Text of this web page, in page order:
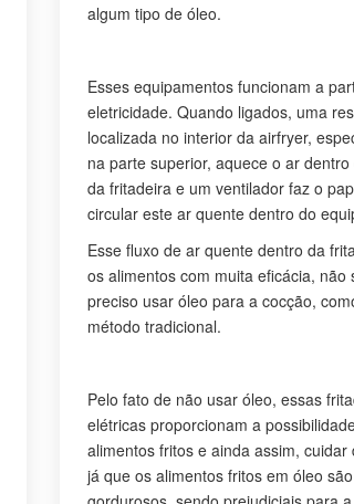
algum tipo de óleo.
Esses equipamentos funcionam a
eletricidade. Quando ligados, uma
localizada no interior da airfryer,
na parte superior, aquece o ar dentro
da fritadeira e um ventilador faz o
circular este ar quente dentro do
Esse fluxo de ar quente dentro da
os alimentos com muita eficácia, não
preciso usar óleo para a cocção,
método tradicional.
Pelo fato de não usar óleo, essas
elétricas proporcionam a
alimentos fritos e ainda assim, cuidar
já que os alimentos fritos em óleo são